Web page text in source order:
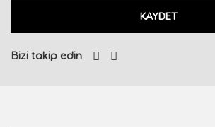
KAYDET
Bizi takip edin